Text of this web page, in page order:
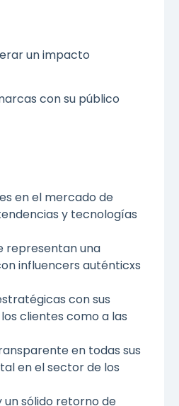
un impacto
con su público
en el mercado de
y tecnologías
representan una
influencers auténticxs
con sus
clientes como a las
en todas sus
en el sector de los
sólido retorno de